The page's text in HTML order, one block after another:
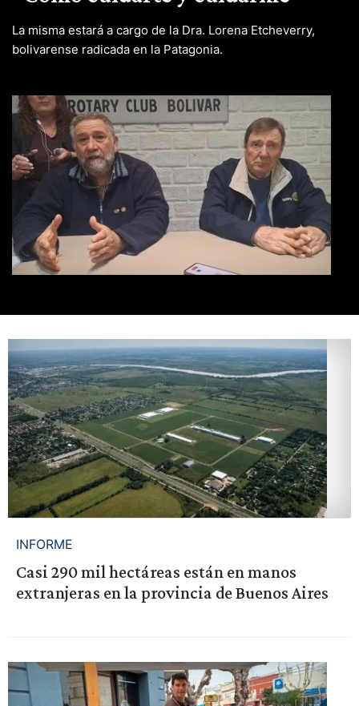
La misma estará a cargo de la Dra. Lorena Etcheverry,
bolivarense radicada en la Patagonia.
INFORME
Casi 290 mil hectáreas están en manos
extranjeras en la provincia de Buenos Aires